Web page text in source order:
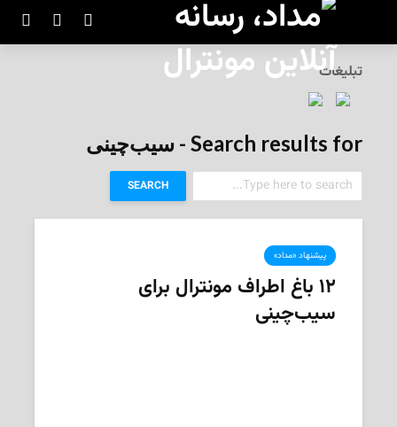
تبلیغات
Search results for - سیب‌چینی
SEARCH
پیشنهاد «مداد»
۱۲ باغ اطراف مونترال برای
سیب‌چینی